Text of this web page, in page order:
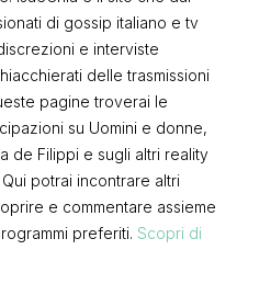
di gossip italiano e tv
e interviste
delle trasmissioni
pagine troverai le
su Uomini e donne,
de Filippi e sugli altri reality
potrai incontrare altri
e commentare assieme
preferiti. Scopri di